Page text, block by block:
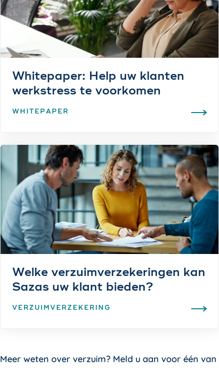
Whitepaper: Help uw klanten
werkstress te voorkomen
WHITEPAPER
Welke verzuimverzekeringen kan
Sazas uw klant bieden?
VERZUIMVERZEKERING
Meer weten over verzuim? Meld u aan voor één van